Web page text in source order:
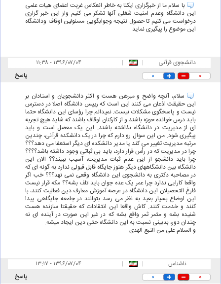
با سلام ما از خبرگزاری ایکنا به خاطر انعکاس غربت اعضای هیات علمی
این دانشگاه وعدم امنیت شغلی آنها تشکر می کنیم واز این خبر گزاری
درخواست می کنیم تا حصول نتیجه وجوابگویی مسئولین اوقاف ودانشگاه
این موضوع را پیگیری نماید
دانشجوی قرآنی |
| ۱۱:۳۸ - ۱۳۹۶/۰۷/۰۴
۰ ۰ پاسخ
سلام، آنچه واضح و مبرهن هست و اکثر دانشجویان و استادان بر
این حقیقت اذعان می کنند این است که رییس دانشگاه اصلا در دسترس
نیست و پاسخگوی مشکلات نیست. نمیدانم چرا رؤسای این دانشگاه حتما
باید درس خوانده حوزه باشند و از کارکنان اوقاف باشند که شاید هیچ تجربه
ای از مدیریت در دانشگاه نذاشته باشند. این یک معضل است و باید
پیگیری شود. من این سوال رو دارم که چرا در یک دانشکده قرآنی، چندین
مرتبه مدیریت تغییر می کند یا مدیر دانشکده ای دیگر استعفا می دهد؟؟؟
چرا در مدیریت که در رأس قرار دارد، باید بی ثباتی وجود داشته باشد؟؟؟؟
چرا باید دانشجو از این عدم ثبات مدیریت، آسیب ببیند؟؟ الان این
دانشگاه بین دانشگاههای دیگر هنوز جایگاه قابل قبولی ندارد به گونه ای که
در مصاحبه دکتری به دانشجوی این دانشگاه وقعی نمی نهد؟؟؟ خب اگر
واقعا کارایی ندارد چرا عمر یک عده جوان باید تلف بشه؟؟ مکه قرار نیست
فارغ التحصیلان این دانشگاه در عرصه آموزش معارف دین فعالیت کنند، با
این اوضاع بسیار بعید به نظر می رسد بتوانند در جامعه جایگاهی پیدا
کنند و خدمت کنند. کاش واقعا این انتقادات که حقیقتا سازنده هست
شنیده بشه و مثمر ثمر واقع بشه که در غیر این صورت در آینده ای نه
چندان دور، بدبینی نسبت به این دانشگاه حتی دین ایجاد میشه.
و السلام علی من التبع الهدی
ناشناس |
| ۱۳:۱۷ - ۱۳۹۶/۰۷/۰۴
۰ ۰ پاسخ